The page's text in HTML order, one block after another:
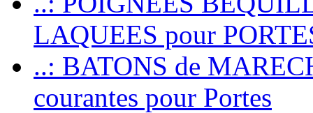
LAQUEES pour
..: BATONS de
courantes pour Portes